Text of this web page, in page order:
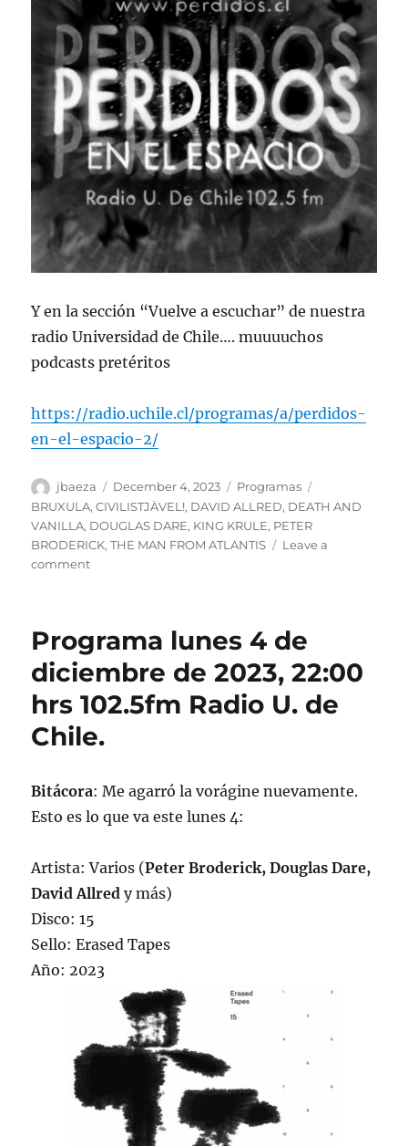
Y en la sección “Vuelve a escuchar” de nuestra
radio Universidad de Chile…. muuuuchos
podcasts pretéritos
https://radio.uchile.cl/programas/a/perdidos-
en-el-espacio-2/
Author
jbaeza
Posted
on
December 4, 2023 Categories
Programas
BRUXULA,CIVILISTJÄVEL!, DAVID ALLRED, DEATH AND
VANILLA, DOUGLAS DARE, KING KRULE, PETER
BRODERICK,THE MAN FROM ATLANTIS
Leave a
commenton
4
de
diciembre
de
2023
Programa lunes 4 de
diciembre de 2023, 22:00
hrs 102.5fm Radio U. de
Chile.
Bitácora: Me agarró la vorágine nuevamente.
Esto es lo que va este lunes 4:
Artista: Varios (Peter Broderick, Douglas Dare,
David Allred y más)
Disco: 15
Sello: Erased Tapes
Año: 2023